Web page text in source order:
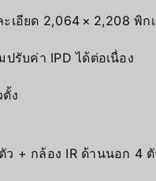
อียด 2,064 × 2,208 พิก
รับค่า IPD ได้ต่อเนื่อง
ง
+ กล้อง IR ด้านนอก 4